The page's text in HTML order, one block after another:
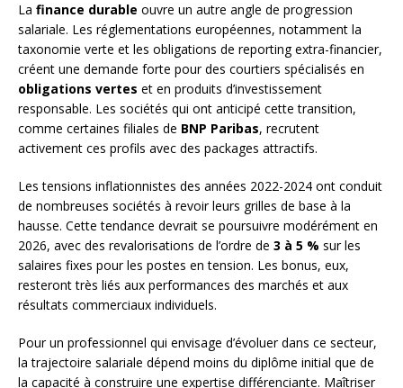
La finance durable ouvre un autre angle de progression
salariale. Les réglementations européennes, notamment la
taxonomie verte et les obligations de reporting extra-financier,
créent une demande forte pour des courtiers spécialisés en
obligations vertes et en produits d’investissement
responsable. Les sociétés qui ont anticipé cette transition,
comme certaines filiales de BNP Paribas, recrutent
activement ces profils avec des packages attractifs.
Les tensions inflationnistes des années 2022-2024 ont conduit
de nombreuses sociétés à revoir leurs grilles de base à la
hausse. Cette tendance devrait se poursuivre modérément en
2026, avec des revalorisations de l’ordre de 3 à 5 % sur les
salaires fixes pour les postes en tension. Les bonus, eux,
resteront très liés aux performances des marchés et aux
résultats commerciaux individuels.
Pour un professionnel qui envisage d’évoluer dans ce secteur,
la trajectoire salariale dépend moins du diplôme initial que de
la capacité à construire une expertise différenciante. Maîtriser